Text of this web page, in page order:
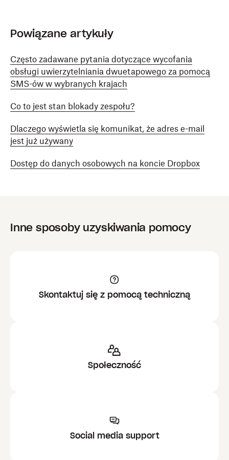
Powiązane artykuły
Często zadawane pytania dotyczące wycofania
obsługi uwierzytelniania dwuetapowego za pomocą
SMS-ów w wybranych krajach
Co to jest stan blokady zespołu?
Dlaczego wyświetla się komunikat, że adres e-mail
jest już używany
Dostęp do danych osobowych na koncie Dropbox
Inne sposoby uzyskiwania pomocy
Skontaktuj się z pomocą techniczną
Społeczność
Social media support